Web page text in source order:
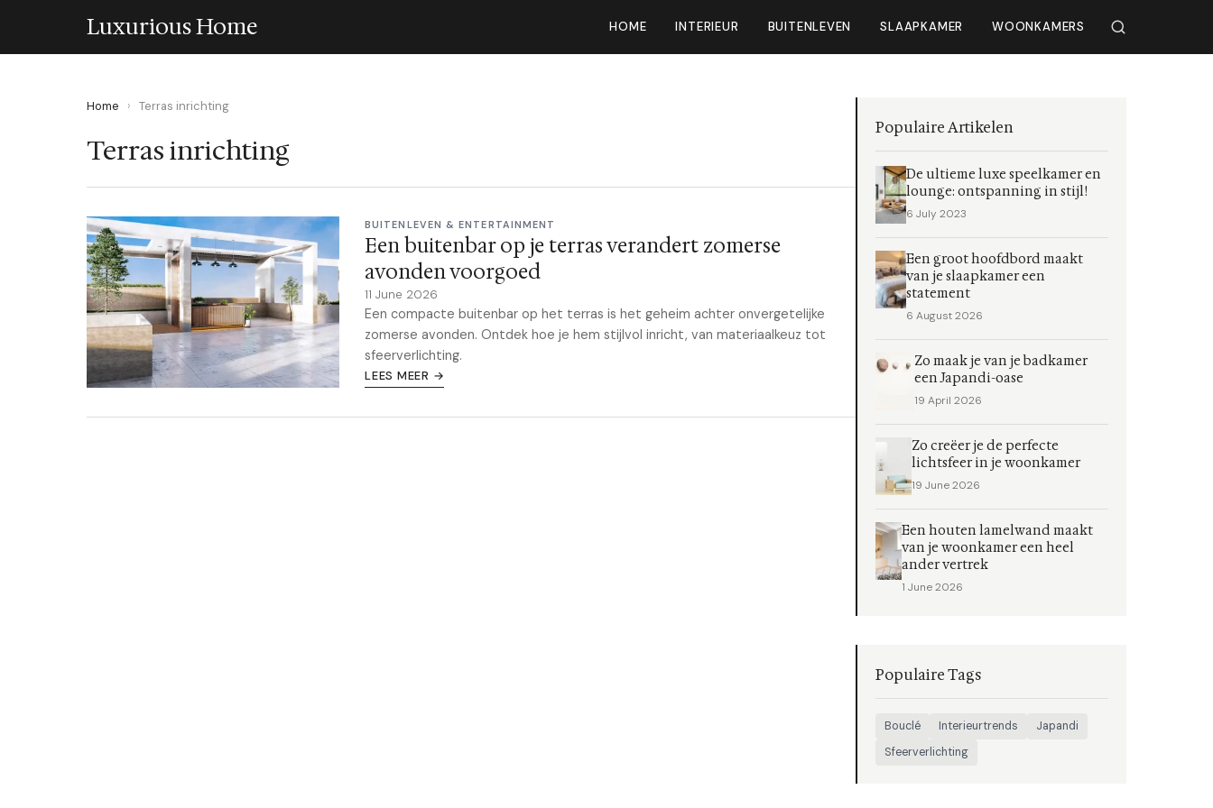
Luxurious Home HOME INTERIEUR BUITENLEVEN SLAAPKAMER WOONKAMERS
Home › Terras inrichting
Terras inrichting
BUITENLEVEN & ENTERTAINMENT
Een buitenbar op je terras verandert zomerse
avonden voorgoed
11 June 2026
Een compacte buitenbar op het terras is het geheim achter onvergetelijke
zomerse avonden. Ontdek hoe je hem stijlvol inricht, van materiaalkeuz tot
sfeerverlichting.
LEES MEER →
Populaire Artikelen
De ultieme luxe speelkamer en
lounge: ontspanning in stijl!
6 July 2023
Een groot hoofdbord maakt
van je slaapkamer een
statement
6 August 2026
Zo maak je van je badkamer
een Japandi-oase
19 April 2026
Zo creëer je de perfecte
lichtsfeer in je woonkamer
19 June 2026
Een houten lamelwand maakt
van je woonkamer een heel
ander vertrek
1 June 2026
Populaire Tags
Bouclé Interieurtrends
Japandi
Sfeerverlichting